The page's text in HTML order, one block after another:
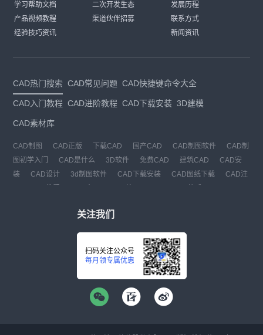
学习帮助文档
产品视频教程
经验技巧资讯
二次开发生态
渠道伙伴招募
发展历程
联系方式
新闻资讯
CAD热门搜索 CAD常见问题 CAD快捷键命令大全
CAD入门教程 CAD进阶教程 CAD下载安装 3D建模
CAD素材库
CAD制图 CAD正版 下载CAD 国产CAD CAD制图软件
CAD制
图初学入门
CAD是什么 3D软件 免费CAD 建筑CAD
CAD安
装
CAD设计 3d制图软件 CAD下载安装 CAD图纸下载
CAD注
关注我们
扫码关注公众号
每月领专属优惠